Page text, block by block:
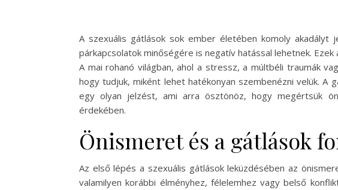
A szexuális gátlások sok ember életében komoly akadályt
párkapcsolatok minőségére is negatív hatással lehetnek.
A mai rohanó világban, ahol a stressz, a múltbéli traumák
hogy tudjuk, miként lehet hatékonyan szembenézni velük.
egy olyan jelzést, ami arra ösztönöz, hogy megértsük
érdekében.
Önismeret és a gátlások
Az első lépés a szexuális gátlások leküzdésében az
valamilyen korábbi élményhez, félelemhez vagy belső